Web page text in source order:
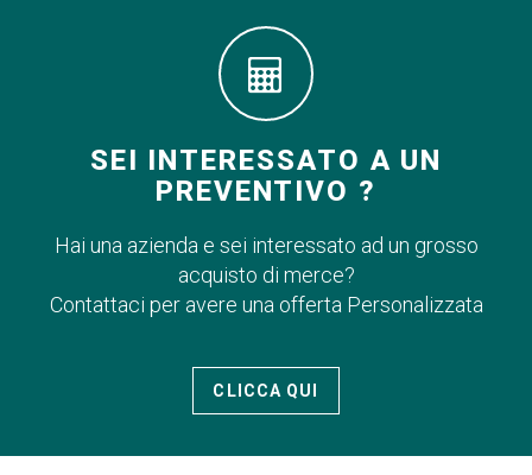
SEI INTERESSATO A UN
PREVENTIVO ?
Hai una azienda e sei interessato ad un grosso
acquisto di merce?
Contattaci per avere una offerta Personalizzata
CLICCA QUI